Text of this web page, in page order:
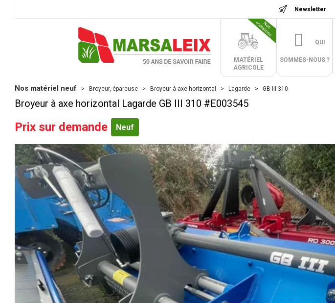
Newsletter
MATÉRIEL
AGRICOLE
N
o
s
o
c
c
a
s
i
o
n
s
QUI
SOMMES-NOUS ?
Nos matériel neuf Broyeur, épareuse Broyeur à axe horizontal Lagarde GB III 310
Broyeur à axe horizontal Lagarde GB III 310 #E003545
Prix sur demande Neuf